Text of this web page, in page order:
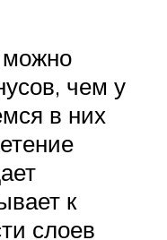
чем у
в них
к
слоев